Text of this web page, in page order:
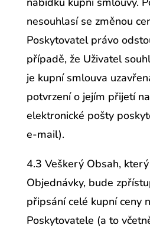
nesouhlasí se změnou
Poskytovatel právo
případě, že Uživatel
je kupní smlouva
potvrzení o jejím přijetí
elektronické pošty
e-mail).
4.3 Veškerý Obsah,
Objednávky, bude
připsání celé kupní ceny
Poskytovatele (a to